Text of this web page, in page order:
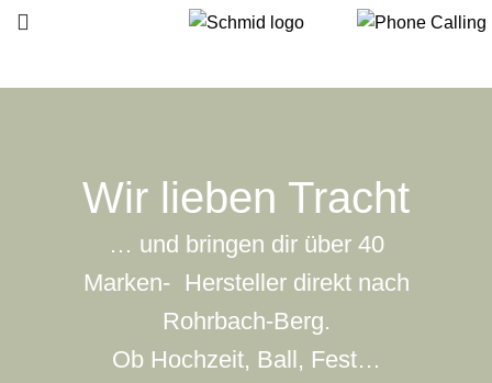
Wir lieben Tracht
… und bringen dir über 40
Marken- Hersteller direkt nach
Rohrbach-Berg.
Ob Hochzeit, Ball, Fest…